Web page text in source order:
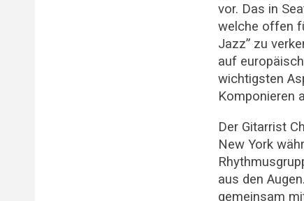
vor. Das in
welche offen
Jazz” zu
auf
wichtigsten
Komponieren
Der Gitarrist
New York
aus den
gemeinsam